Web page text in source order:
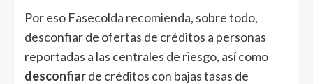
Por eso Fasecolda recomienda, sobre todo,
desconfiar de ofertas de créditos a personas
reportadas a las centrales de riesgo, así como
desconfiarde créditos con bajas tasas de